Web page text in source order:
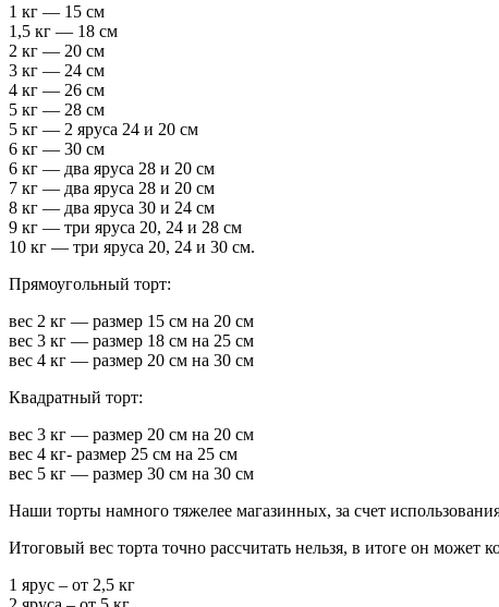
1 кг — 15 см
1,5 кг — 18 см
2 кг — 20 см
3 кг — 24 см
4 кг — 26 см
5 кг — 28 см
5 кг — 2 яруса 24 и 20 см
6 кг — 30 см
6 кг — два яруса 28 и 20 см
7 кг — два яруса 28 и 20 см
8 кг — два яруса 30 и 24 см
9 кг — три яруса 20, 24 и 28 см
10 кг — три яруса 20, 24 и 30 см.
Прямоугольный торт:
вес 2 кг — размер 15 см на 20 см
вес 3 кг — размер 18 см на 25 см
вес 4 кг — размер 20 см на 30 см
Квадратный торт:
вес 3 кг — размер 20 см на 20 см
вес 4 кг- размер 25 см на 25 см
вес 5 кг — размер 30 см на 30 см
Наши торты намного тяжелее магазинных, за счет
Итоговый вес торта точно рассчитать нельзя, в итоге он может
1 ярус – от 2,5 кг